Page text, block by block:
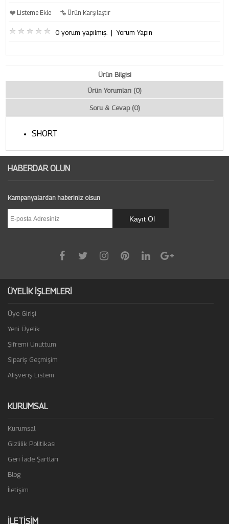
Listeme Ekle Ürün Karşılaştır
0 yorum yapılmış. |Yorum Yapın
Ürün Bilgisi
Ürün Yorumları (0)
Soru & Cevap (0)
SHORT
HABERDAR OLUN
Kampanyalardan haberiniz olsun
ÜYELİK İŞLEMLERİ
Üye Girişi
Yeni Üyelik
Şifremi Unuttum
Sipariş Geçmişim
Alışveriş Listem
KURUMSAL
Kurumsal
Gizlilik Politikası
Geri İade Şartları
Blog
İletişim
İLETIŞIM